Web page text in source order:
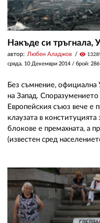
Накъде си тръгнала,
автор: Любен Аладжов visibility
сряда, 10 Декември 2014 / брой: 286
Без съмнение, официална
на Запад.
Европейския съюз вече е
клаузата в
блокове е премахната, а
(известен сред